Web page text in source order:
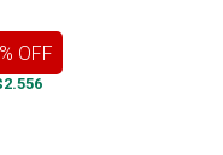
% OFF
2.556